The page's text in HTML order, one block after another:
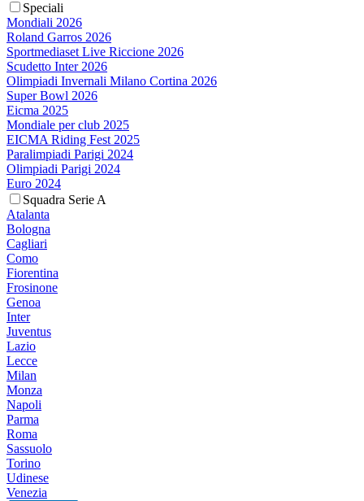
Speciali
Mondiali 2026
Roland Garros 2026
Sportmediaset Live Riccione 2026
Scudetto Inter 2026
Olimpiadi Invernali Milano Cortina 2026
Super Bowl 2026
Eicma 2025
Mondiale per club 2025
EICMA Riding Fest 2025
Paralimpiadi Parigi 2024
Olimpiadi Parigi 2024
Euro 2024
Squadra Serie A
Atalanta
Bologna
Cagliari
Como
Fiorentina
Frosinone
Genoa
Inter
Juventus
Lazio
Lecce
Milan
Monza
Napoli
Parma
Roma
Sassuolo
Torino
Udinese
Venezia